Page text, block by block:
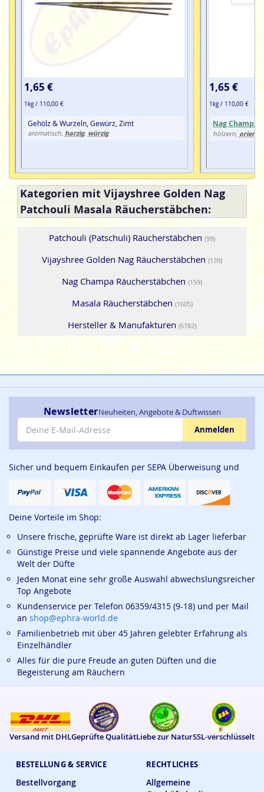
1,65 €
1kg / 110,00 €
Gehölz & Wurzeln, Gewürz, Zimt
aromatisch, harzig, würzig
1,65 €
1kg / 110,00 €
Nag Champa
hölzern,
Kategorien mit Vijayshree Golden Nag
Patchouli Masala Räucherstäbchen:
Patchouli (Patschuli) Räucherstäbchen (99)
Vijayshree Golden Nag Räucherstäbchen (139)
Nag Champa Räucherstäbchen (159)
Masala Räucherstäbchen (1605)
Hersteller & Manufakturen (6782)
BESTELLUNG & SERVICE
Bestellvorgang
RECHTLICHES
Allgemeine
NewsletterNeuheiten, Angebote & Duftwissen
E-Mail-Adresse
Anmelden
Sicher und bequem Einkaufen per SEPA Überweisung und
Deine Vorteile im Shop:
Unsere frische, geprüfte Ware ist direkt ab Lager lieferbar
Günstige Preise und viele spannende Angebote aus der
Welt der Düfte
Jeden Monat eine sehr große Auswahl abwechslungsreicher
Top Angebote
Kundenservice per Telefon 06359/4315 (9-18) und per Mail
an shop@ephra-world.de
Familienbetrieb mit über 45 Jahren gelebter Erfahrung als
Einzelhändler
Alles für die pure Freude an guten Düften und die
Begeisterung am Räuchern
Versand mit DHLGeprüfte QualitätLiebe zur NaturSSL-verschlüsselt